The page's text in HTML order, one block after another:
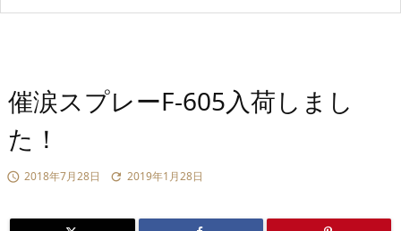
催涙スプレーF-605入荷しまし
た！
 2018年7月28日  2019年1月28日